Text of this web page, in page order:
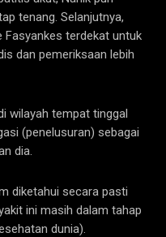
tenang. Selanjutnya,
terdekat untuk
dan pemeriksaan lebih
wilayah tempat tinggal
(penelusuran) sebagai
dia.
diketahui secara pasti
ini masih dalam tahap
dunia).